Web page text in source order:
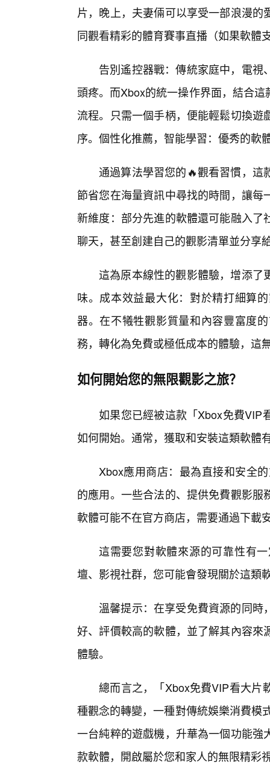
片，晚上，夫妻倆可以享受一部浪漫
同觀看精彩的體育賽事直播（如果軟體
告別遙控器戰：傳統家庭中，電
頭疼。而Xbox的統一操作界面，結合
流程。只需一個手柄，便能輕鬆切換
序。個性化推薦，智能學習：優秀的軟
通過算法學習您的🔥觀看習慣，這
節省您在海量資訊中尋找的時間，讓
新維度：部分先進的軟體還可能融入
聊天，甚至創建自己的觀影清單並分享
這為原本線性的觀影體驗，增添
味。成本效益最大化：對於精打細算
器。在不犧牲觀影質量和內容豐富度
務，轉化為免費或極低成本的體驗，這
如何開始您的無限觀影之旅？
如果您已經被這款「Xbox免費VIP
如何開始。通常，獲取和安裝這類軟體
Xbox應用商店：最為直接和安全
的應用。一些合法的、提供免費觀影
軟體可能不在官方商店，需要通過下載
這需要您對軟體來源的可靠性有
壇、影視社群，您可能會發現關於這類
溫馨提示：在享受免費資源的同
好、評價較高的軟體，並了解其內容
體驗。
總而言之，「Xbox免費VIP看大片
種觀念的轉變，一種對傳統娛樂消費模
一台純粹的遊戲機，升華為一個功能
款軟體，開啟屬於您和家人的無限精彩